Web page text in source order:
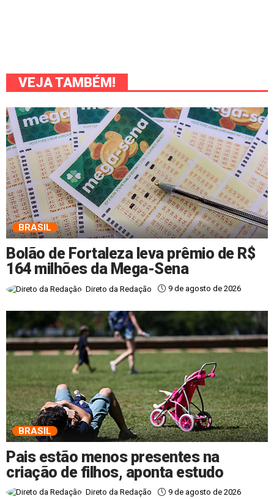
VEJA TAMBÉM!
BRASIL
Bolão de Fortaleza leva prêmio de R$
164 milhões da Mega-Sena
Direto da Redação 9 de agosto de 2026
BRASIL
Pais estão menos presentes na
criação de filhos, aponta estudo
Direto da Redação 9 de agosto de 2026